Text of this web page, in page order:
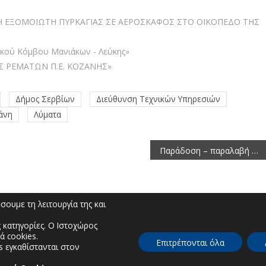
ΕΞΟΜΟΙΩΤΗ ΠΥΡΚΑΓΙΑΣ ΣΕ ΑΕΡΟΣΚΑΦΟΣ ΣΤΟ ΟΙΚΟΠΕΔΟ ΤΗΣ
Κόμβου Μανιάκων - Λεύκης»
ΡΕΜΑΤΩΝ Π.Ε. ΚΟΖΑΝΗΣ»
Δήμος Σερβίων
Διεύθυνση Τεχνικών Υπηρεσιών
Λύματα
Παράδοση – παραλαβή δύο νέων λεωφορείων για το ΚΕΚ ΑμεΑ Κοζάνης και το Ειδικό Εργαστήρι Πτολεμαΐδας
τη λειτουργία της και
Ο Ιστοχώρος
cookies.
στον
Επιτρέπονται όλα